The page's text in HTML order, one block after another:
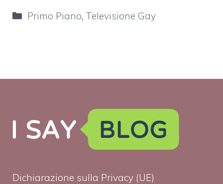
Categorie
Primo Piano, Televisione Gay
Dichiarazione sulla Privacy (UE)